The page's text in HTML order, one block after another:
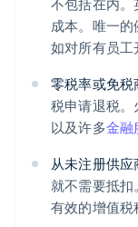
不包括在内
成本。唯一
如对所有员工
零税率或免
税申请退税。
以及许多金融
从未注册供
就不需要抵
有效的增值税